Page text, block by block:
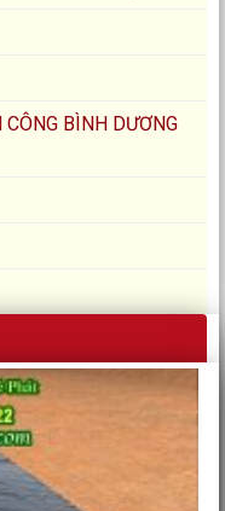
BÌNH DƯƠNG